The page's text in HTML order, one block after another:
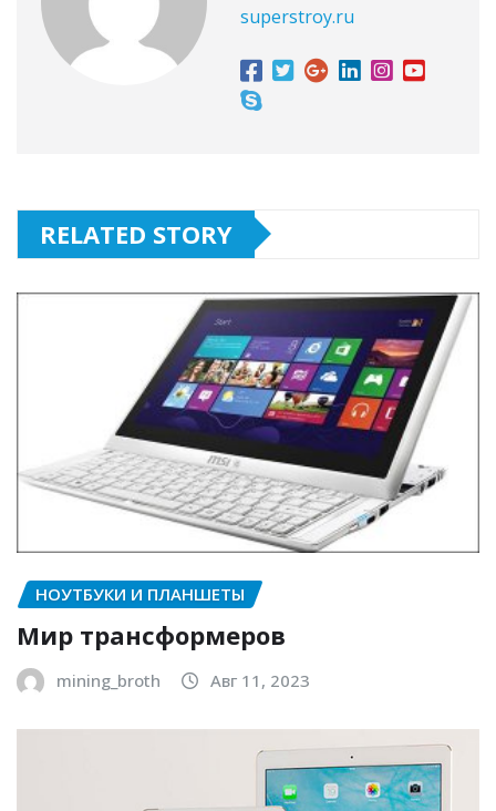
superstroy.ru
RELATED STORY
НОУТБУКИ И ПЛАНШЕТЫ
Мир трансформеров
mining_broth Авг 11, 2023